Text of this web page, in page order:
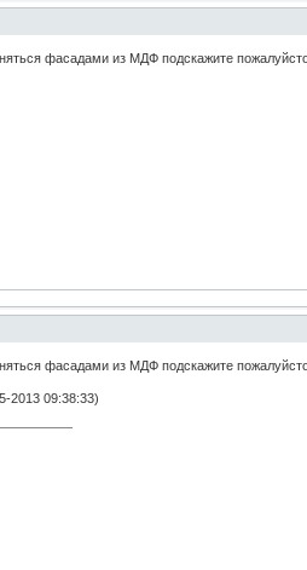
фасадами из МДФ подскажите
фасадами из МДФ подскажите
2013 09:38:33)